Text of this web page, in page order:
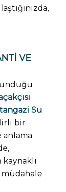
VE
Su
bir
anlama
müdahale